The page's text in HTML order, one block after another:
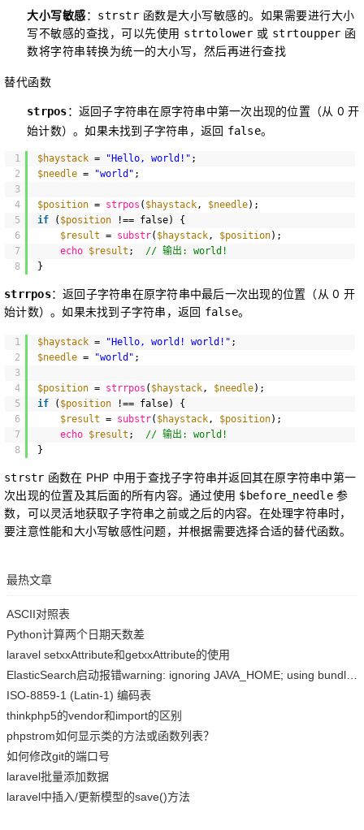
大小写敏感： strstr 函数是大小写敏感的。如果需要进行大小
写不敏感的查找，可以先使用 strtolower 或 strtoupper 函
数将字符串转换为统一的大小写，然后再进行查找
替代函数
strpos：返回子字符串在原字符串中第一次出现的位置（从 0 开
始计数）。如果未找到子字符串，返回 false。
1
2
3
4
5
6
7
8
$haystack = "Hello, world!" ;
$needle = "world" ;
$position = strpos ( $haystack, $needle);
if
( $position
!== false) {
$result = substr( $haystack, $position);
echo $result ; // 输出: world!
}
strrpos：返回子字符串在原字符串中最后一次出现的位置（从 0 开
始计数）。如果未找到子字符串，返回 false。
1
2
3
4
5
6
7
8
$haystack = "Hello, world! world!" ;
$needle = "world" ;
$position = strrpos ( $haystack, $needle);
if
( $position
!== false) {
$result = substr( $haystack, $position);
echo $result ; // 输出: world!
}
strstr 函数在 PHP 中用于查找子字符串并返回其在原字符串中第一
次出现的位置及其后面的所有内容。通过使用 $before_needle 参
数，可以灵活地获取子字符串之前或之后的内容。在处理字符串时，
要注意性能和大小写敏感性问题，并根据需要选择合适的替代函数。
最热文章
ASCII对照表
Python计算两个日期天数差
laravel setxxAttribute和getxxAttribute的使用
ISO-8859-1 (Latin-1) 编码表
thinkphp5的vendor和import的区别
phpstrom如何显示类的方法或函数列表？
如何修改git的端口号
laravel批量添加数据
laravel中插入/更新模型的save()方法